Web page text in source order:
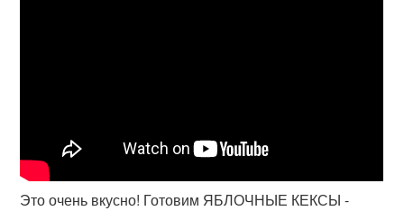
Это очень вкусно! Готовим ЯБЛОЧНЫЕ КЕКСЫ -